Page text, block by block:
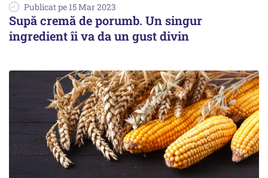
Publicat pe 15 Mar 2023
Supă cremă de porumb. Un singur
ingredient îi va da un gust divin